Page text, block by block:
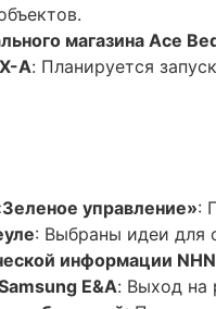
магазина Ace
A: Планируется
управление»:
: Выбраны идеи для
информации NHN
E&A: Выход на